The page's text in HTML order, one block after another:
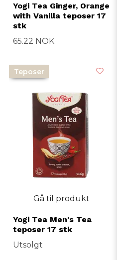
Yogi Tea Ginger, Orange
with Vanilla teposer 17
stk
65.22 NOK
Teposer
Gå til produkt
Yogi Tea Men's Tea
teposer 17 stk
Utsolgt